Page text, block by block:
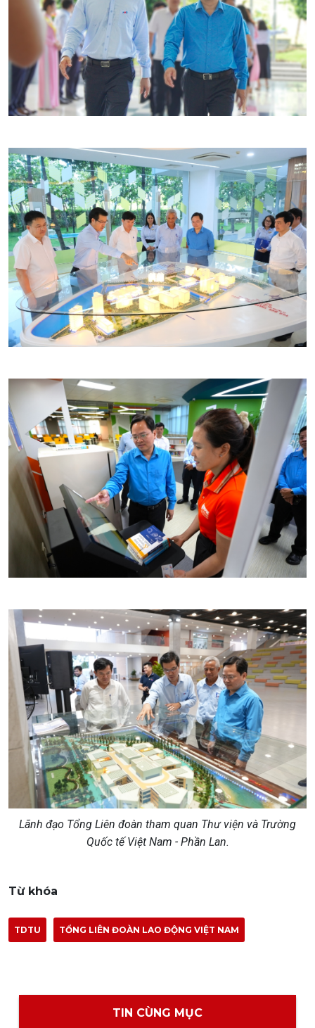
Lãnh đạo Tổng Liên đoàn tham quan Thư viện và Trường
Quốc tế Việt Nam - Phần Lan.
Từ khóa
TDTU TỔNG LIÊN ĐOÀN LAO ĐỘNG VIỆT NAM
TIN CÙNG MỤC